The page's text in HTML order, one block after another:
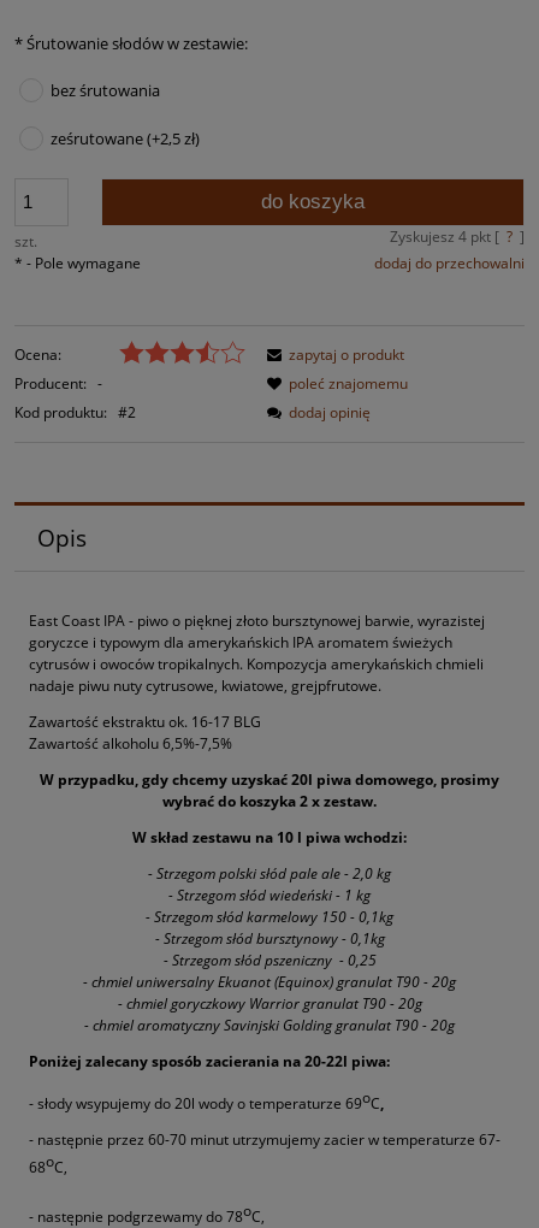
*Śrutowanie słodów w zestawie:
bez śrutowania
ześrutowane (+2,5 zł)
szt.
do koszyka
Zyskujesz 4pkt [ ? ]
dodaj do przechowalni
* - Pole wymagane
Ocena:
Producent: -
Kod produktu: #2
zapytaj o produkt
poleć znajomemu
dodaj opinię
Opis
East Coast IPA - piwo o pięknej złoto bursztynowej barwie, wyrazistej
goryczce i typowym dla amerykańskich IPA aromatem świeżych
cytrusów i owoców tropikalnych. Kompozycja amerykańskich chmieli
nadaje piwu nutycytrusowe, kwiatowe, grejpfrutowe.
Zawartość ekstraktu ok. 16-17 BLG
Zawartość alkoholu 6,5%-7,5%
W przypadku, gdy chcemy uzyskać 20l piwa domowego, prosimy
wybrać do koszyka 2 x zestaw.
W skład zestawu na 10 l piwa wchodzi:
- Strzegom polski słód pale ale - 2,0 kg
- Strzegom słód wiedeński - 1 kg
- Strzegom słód karmelowy 150 - 0,1kg
- Strzegom słód bursztynowy - 0,1kg
- Strzegom słód pszeniczny - 0,25
- chmiel uniwersalny Ekuanot (Equinox) granulat T90 - 20g
- chmiel goryczkowy Warrior granulat T90 - 20g
- chmiel aromatyczny Savinjski Golding granulat T90 - 20g
Poniżej zalecany sposób zacierania na 20-22l piwa:
- słody wsypujemy do 20l wody o temperaturze 69oC,
- następnie przez 60-70 minut utrzymujemy zacier w temperaturze 67-
68oC,
- następnie podgrzewamy do 78oC,